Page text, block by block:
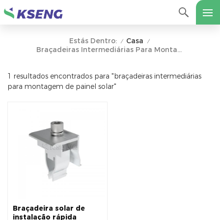
Estás Dentro: / Casa /
Braçadeiras Intermediárias Para Montagem De Painel Solar
1 resultados encontrados para "braçadeiras intermediárias
para montagem de painel solar"
Braçadeira solar de
instalação rápida